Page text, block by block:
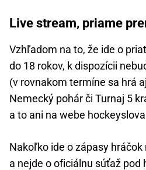
Live stream, priame
Vzhľadom na to, že ide o
do 18 rokov, k dispozícii
(v rovnakom termíne sa hrá
Nemecký pohár či Turnaj 5
a to ani na webe
Nakoľko ide o zápasy
a nejde o oficiálnu súťaž pod